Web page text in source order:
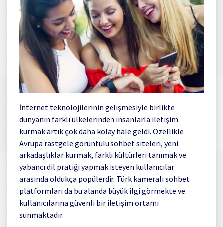
İnternet teknolojilerinin gelişmesiyle birlikte
dünyanın farklı ülkelerinden insanlarla iletişim
kurmak artık çok daha kolay hale geldi. Özellikle
Avrupa rastgele görüntülü sohbet siteleri, yeni
arkadaşlıklar kurmak, farklı kültürleri tanımak ve
yabancı dil pratiği yapmak isteyen kullanıcılar
arasında oldukça popülerdir. Türk kameralı sohbet
platformları da bu alanda büyük ilgi görmekte ve
kullanıcılarına güvenli bir iletişim ortamı
sunmaktadır.